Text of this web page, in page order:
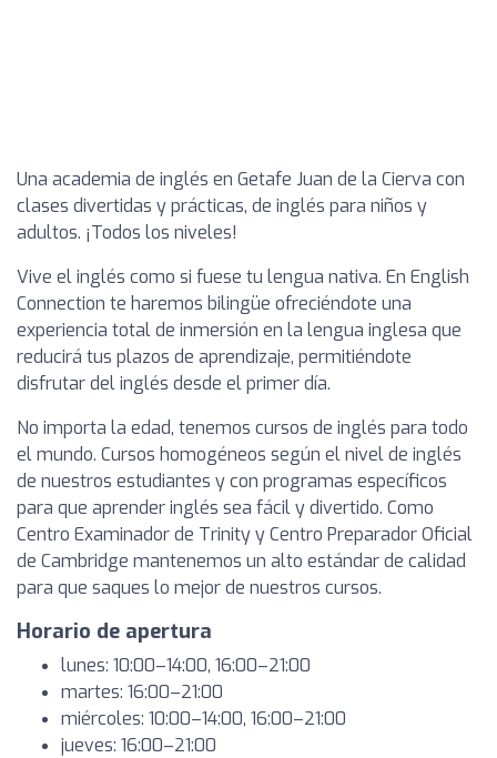
Una academia de inglés en Getafe Juan de la Cierva con
clases divertidas y prácticas, de inglés para niños y
adultos. ¡Todos los niveles!
Vive el inglés como si fuese tu lengua nativa. En English
Connection te haremos bilingüe ofreciéndote una
experiencia total de inmersión en la lengua inglesa que
reducirá tus plazos de aprendizaje, permitiéndote
disfrutar del inglés desde el primer día.
No importa la edad, tenemos cursos de inglés para todo
el mundo. Cursos homogéneos según el nivel de inglés
de nuestros estudiantes y con programas específicos
para que aprender inglés sea fácil y divertido. Como
Centro Examinador de Trinity y Centro Preparador Oficial
de Cambridge mantenemos un alto estándar de calidad
para que saques lo mejor de nuestros cursos.
Horario de apertura
lunes: 10:00–14:00, 16:00–21:00
martes: 16:00–21:00
miércoles: 10:00–14:00, 16:00–21:00
jueves: 16:00–21:00